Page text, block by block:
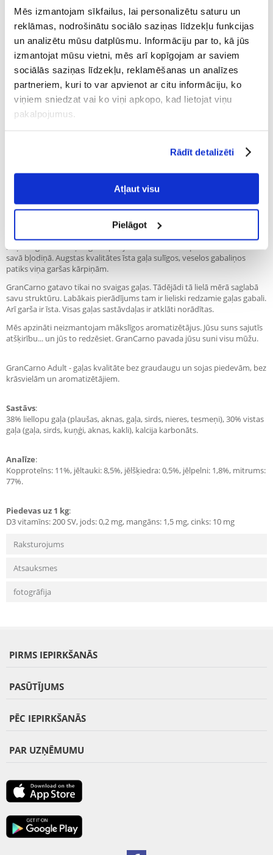
Mēs izmantojam sīkfailus, lai personalizētu saturu un
reklāmas, nodrošinātu sociālo saziņas līdzekļu funkcijas
un analizētu mūsu datplūsmu. Informāciju par to, kā jūs
izmantojat mūsu vietni, mēs arī kopīgojam ar saviem
sociālās saziņas līdzekļu, reklamēšanas un analīzes
partneriem, kuri to var apvienot ar citu informāciju, ko
viņiem sniedzat vai ko viņi apkopo, kad lietojat viņu
pakalpojumus.
Rādīt detalizēti
Atļaut visu
Pielāgot
4.8 KG
€4.00
ZESTAW 12 X 400 G
27.00 €
(€5.63/ KG)
4.8 KG
€4.00
RINKINYS 6 X 800 G
19.38 €
(€ 4.04/ KG)
9.6 KG
BEZMAKSAS PIEGĀDE
RINKINYS 12 X 800 G
38.76 €
(€4.04/ KG)
19.2 KG
Apraksts
Suņa deguns ir nekļūdīgs. Tāpēc jūsu suns uzreiz atpazīs GranCarno
savā bļodiņā. Augstas kvalitātes īsta gaļa sulīgos, veselos gabaliņos
patiks viņa garšas kārpiņām.
GranCarno gatavo tikai no svaigas gaļas. Tādējādi tā lielā mērā saglabā
savu struktūru. Labākais pierādījums tam ir lieliski redzamie gaļas gabali.
Arī garša ir īsta. Visas gaļas sastāvdaļas ir atklāti norādītas.
Mēs apzināti neizmantojam mākslīgos aromatizētājus. Jūsu suns sajutīs
atšķirību... un jūs to redzēsiet. GranCarno pavada jūsu suni visu mūžu.
GranCarno Adult - gaļas kvalitāte bez graudaugu un sojas piedevām, bez
krāsvielām un aromatizētājiem.
Sastāvs:
38% liellopu gaļa (plaušas, aknas, gaļa, sirds, nieres, tesmeņi), 30% vistas
gaļa (gaļa, sirds, kuņģi, aknas, kakli), kalcija karbonāts.
Analīze:
Kopproteīns: 11%, jēltauki: 8,5%, jēlšķiedra: 0,5%, jēlpelni: 1,8%, mitrums:
77%.
Piedevas uz 1 kg:
D3 vitamīns: 200 SV, jods: 0,2 mg, mangāns: 1,5 mg, cinks: 10 mg
Raksturojums
Atsauksmes
fotogrāfija
PIRMS IEPIRKŠANĀS
PASŪTĪJUMS
PĒC IEPIRKŠANĀS
PAR UZŅĒMUMU